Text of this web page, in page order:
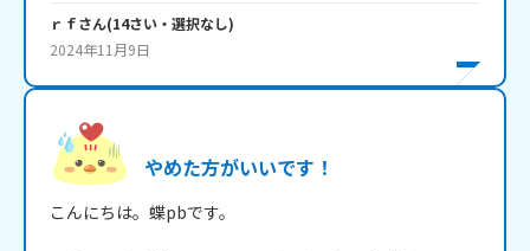
ｒｆさん(14さい・ 選択なし)
2024年11月9日
やめた方がいいです！
こんにちは。蝶pbです。